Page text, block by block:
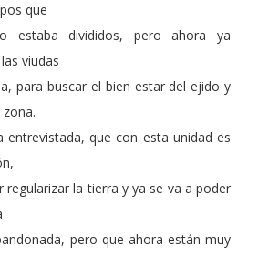
que
estaba divididos, pero ahora ya
viudas
para buscar el bien estar del ejido y
entrevistada, que con esta unidad es
regularizar la tierra y ya se va a poder
pero que ahora están muy